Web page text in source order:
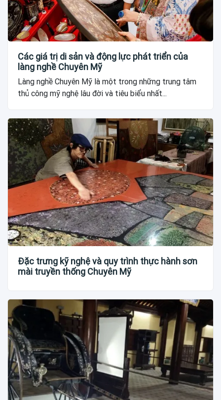
Các giá trị di sản và động lực phát triển của
làng nghề Chuyên Mỹ
Làng nghề Chuyên Mỹ là một trong những trung tâm
thủ công mỹ nghệ lâu đời và tiêu biểu nhất...
Đặc trưng kỹ nghệ và quy trình thực hành sơn
mài truyền thống Chuyên Mỹ